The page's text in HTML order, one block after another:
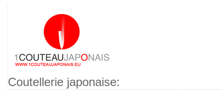
Coutellerie japonaise: